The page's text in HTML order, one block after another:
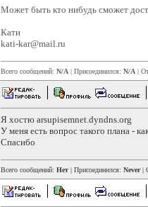
Может быть кто нибудь сможет
Кати
kati-kar@mail.ru
Всего сообщений: N/A | Присоединился: N/A |
Я хостю arsupisemnet.dyndns.org
У меня есть вопрос такого плана -
Спасибо
Всего сообщений: Нет | Присоединился: Never|